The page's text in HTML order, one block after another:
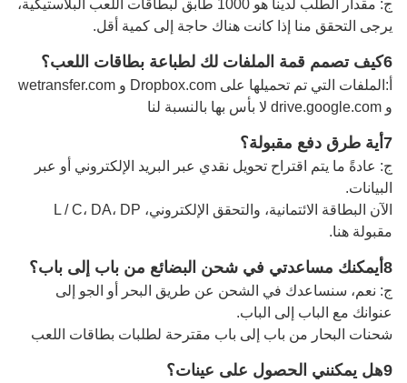
ج: مقدار الطلب لدينا هو 1000 طابق لبطاقات اللعب البلاستيكية،
يرجى التحقق منا إذا كانت هناك حاجة إلى كمية أقل.
6كيف تصمم قمة الملفات لك لطباعة بطاقات اللعب؟
أ:
الملفات التي تم تحميلها على Dropbox.com و wetransfer.com
و drive.google.com لا بأس بها بالنسبة لنا
7أية طرق دفع مقبولة؟
ج: عادةً ما يتم اقتراح تحويل نقدي عبر البريد الإلكتروني أو عبر
البيانات.
الآن البطاقة الائتمانية، والتحقق الإلكتروني، L / C، DA، DP
مقبولة هنا.
8أيمكنك مساعدتي في شحن البضائع من باب إلى باب؟
ج: نعم، سنساعدك في الشحن عن طريق البحر أو الجو إلى
عنوانك مع الباب إلى الباب.
شحنات البحار من باب إلى باب مقترحة لطلبات بطاقات اللعب
9هل يمكنني الحصول على عينات؟